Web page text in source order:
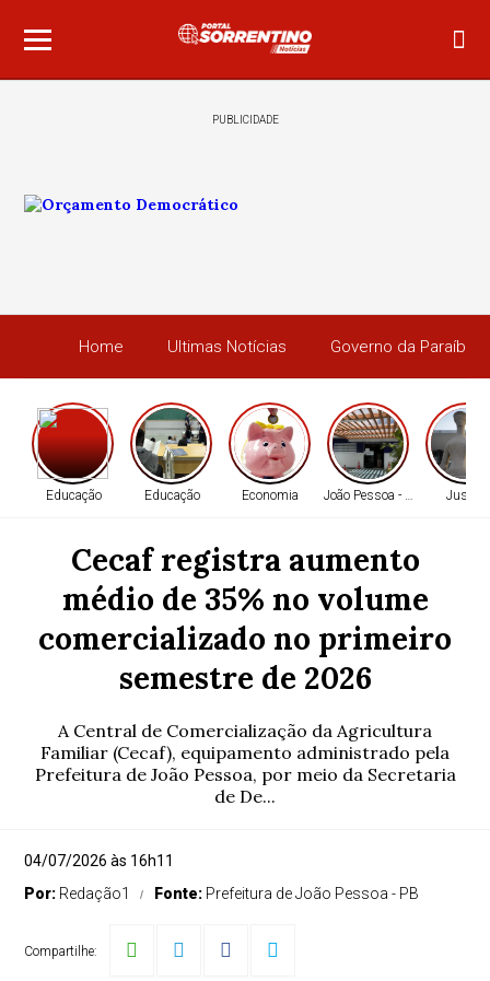
PUBLICIDADE
Home Ultimas Notícias Governo da Paraíba
Educação Educação Economia João Pessoa - PB Justiça
Cecaf registra aumento
médio de 35% no volume
comercializado no primeiro
semestre de 2026
A Central de Comercialização da Agricultura
Familiar (Cecaf), equipamento administrado pela
Prefeitura de João Pessoa, por meio da Secretaria
de De...
04/07/2026 às 16h11
Por: Redação1 Fonte: Prefeitura de João Pessoa - PB
Compartilhe: